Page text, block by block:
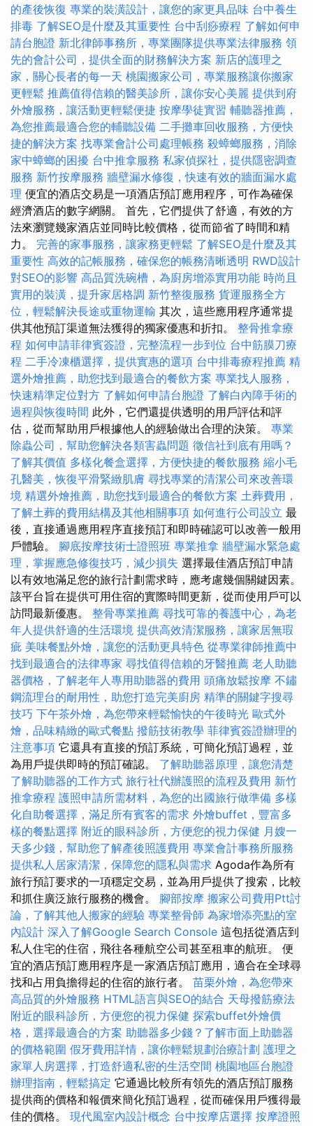
的產後恢復 專業的裝潢設計，讓您的家更具品味 台中養生
排毒 了解SEO是什麼及其重要性 台中刮痧療程 了解如何申
請台胞證 新北律師事務所，專業團隊提供專業法律服務 領
先的會計公司，提供全面的財務解決方案 新店的護理之
家，關心長者的每一天 桃園搬家公司，專業服務讓你搬家
更輕鬆 推薦值得信賴的醫美診所，讓你安心美麗 提供到府
外燴服務，讓活動更輕鬆便捷 按摩學徒實習 輔聽器推薦，
為您推薦最適合您的輔聽設備 二手攤車回收服務，方便快
捷的解決方案 找專業會計公司處理帳務 殺蟑螂服務，消除
家中蟑螂的困擾 台中推拿服務 私家偵探社，提供隱密調查
服務 新竹按摩服務 牆壁漏水修復，快速有效的牆面漏水處
理 便宜的酒店交易是一項酒店預訂應用程序，可作為確保
經濟酒店的數字網關。 首先，它們提供了舒適，有效的方
法來瀏覽幾家酒店並同時比較價格，從而節省了時間和精
力。 完善的家事服務，讓家務更輕鬆 了解SEO是什麼及其
重要性 高效的記帳服務，確保您的帳務清晰透明 RWD設計
對SEO的影響 高品質洗碗槽，為廚房增添實用功能 時尚且
實用的裝潢，提升家居格調 新竹整復服務 貨運服務全方
位，輕鬆解決長途或重物運輸 其次，這些應用程序通常提
供其他預訂渠道無法獲得的獨家優惠和折扣。 整骨推拿療
程 如何申請菲律賓簽證，完整流程一步到位 台中筋膜刀療
程 二手冷凍櫃選擇，提供實惠的選項 台中排毒療程推薦 精
選外燴推薦，助您找到最適合的餐飲方案 專業找人服務，
快速精準定位對方 了解如何申請台胞證 了解白內障手術的
過程與恢復時間 此外，它們還提供透明的用戶評估和評
估，從而幫助用戶根據他人的經驗做出合理的決策。 專業
除蟲公司，幫助您解決各類害蟲問題 徵信社到底有用嗎？
了解其價值 多樣化餐盒選擇，方便快捷的餐飲服務 縮小毛
孔醫美，恢復平滑緊緻肌膚 尋找專業的清潔公司來改善環
境 精選外燴推薦，助您找到最適合的餐飲方案 土葬費用，
了解土葬的費用結構及其他相關事項 如何進行公司設立 最
後，直接通過應用程序直接預訂和即時確認可以改善一般用
戶體驗。 腳底按摩技術士證照班 專業推拿 牆壁漏水緊急處
理，掌握應急修復技巧，減少損失 選擇最佳酒店預訂申請
以有效地滿足您的旅行計劃需求時，應考慮幾個關鍵因素。
該平台旨在提供可用住宿的實際時間更新，從而使用戶可以
訪問最新優惠。 整骨專業推薦 尋找可靠的養護中心，為老
年人提供舒適的生活環境 提供高效清潔服務，讓家居無瑕
疵 美味餐點外燴，讓您的活動更具特色 從專業律師推薦中
找到最適合的法律專家 尋找值得信賴的牙醫推薦 老人助聽
器價格，了解老年人專用助聽器的費用 頭痛放鬆按摩 不鏽
鋼流理台的耐用性，助您打造完美廚房 精準的關鍵字搜尋
技巧 下午茶外燴，為您帶來輕鬆愉快的午後時光 歐式外
燴，品味精緻的歐式餐點 撥筋技術教學 菲律賓簽證辦理的
注意事項 它還具有直接的預訂系統，可簡化預訂過程，並
為用戶提供即時的預訂確認。 了解助聽器原理，讓您清楚
了解助聽器的工作方式 旅行社代辦護照的流程及費用 新竹
推拿療程 護照申請所需材料，為您的出國旅行做準備 多樣
化自助餐選擇，滿足所有賓客的需求 外燴buffet，豐富多
樣的餐點選擇 附近的眼科診所，方便您的視力保健 月嫂一
天多少錢，幫助您了解產後照護費用 專業會計事務所服務
提供私人居家清潔，保障您的隱私與需求 Agoda作為所有
旅行預訂要求的一項穩定交易，並為用戶提供了搜索，比較
和抓住廣泛旅行服務的機會。 腳部按摩 搬家公司費用Ptt討
論，了解其他人搬家的經驗 專業整骨師 為家增添亮點的室
內設計 深入了解Google Search Console 這包括從酒店到
私人住宅的住宿，飛往各種航空公司甚至租車的航班。 便
宜的酒店預訂應用程序是一家酒店預訂應用，適合在全球尋
找和占用負擔得起的住宿的旅行者。 苗栗外燴，為您帶來
高品質的外燴服務 HTML語言與SEO的結合 天母撥筋療法
附近的眼科診所，方便您的視力保健 探索buffet外燴價
格，選擇最適合的方案 助聽器多少錢？了解市面上助聽器
的價格範圍 假牙費用詳情，讓你輕鬆規劃治療計劃 護理之
家單人房選擇，打造舒適私密的生活空間 桃園地區台胞證
辦理指南，輕鬆搞定 它通過比較所有領先的酒店預訂服務
提供商的價格和報價來簡化預訂過程，從而確保用戶獲得最
佳的價格。 現代風室內設計概念 台中按摩店選擇 按摩證照